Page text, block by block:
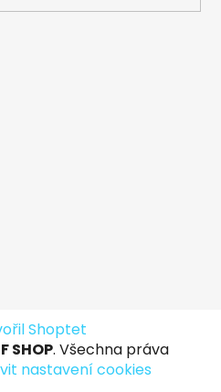
Shoptet
SHOP. Všechna práva
nastavení cookies